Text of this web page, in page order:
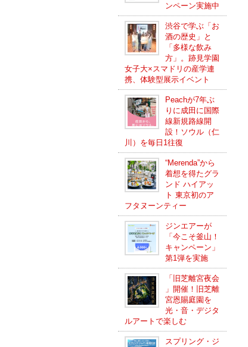
ンペーン実施中
渋谷で学ぶ「お
酒の歴史」と
「多様な飲み
方」。跡見学園
女子大×スマドリの産学連
携、体験型展示イベント
Peachが7年ぶ
りに成田に国際
線新規路線開
設！ソウル（仁
川）を毎日1往復
“Merenda”から
着想を得たグラ
ンド ハイアッ
ト 東京初のア
フタヌーンティー
ジンエアーが
「今こそ釜山！
キャンペーン」
第1弾を実施
「旧芝離宮夜会
」開催！旧芝離
宮恩賜庭園を
光・音・デジタ
ルアートで楽しむ
スプリング・ジ